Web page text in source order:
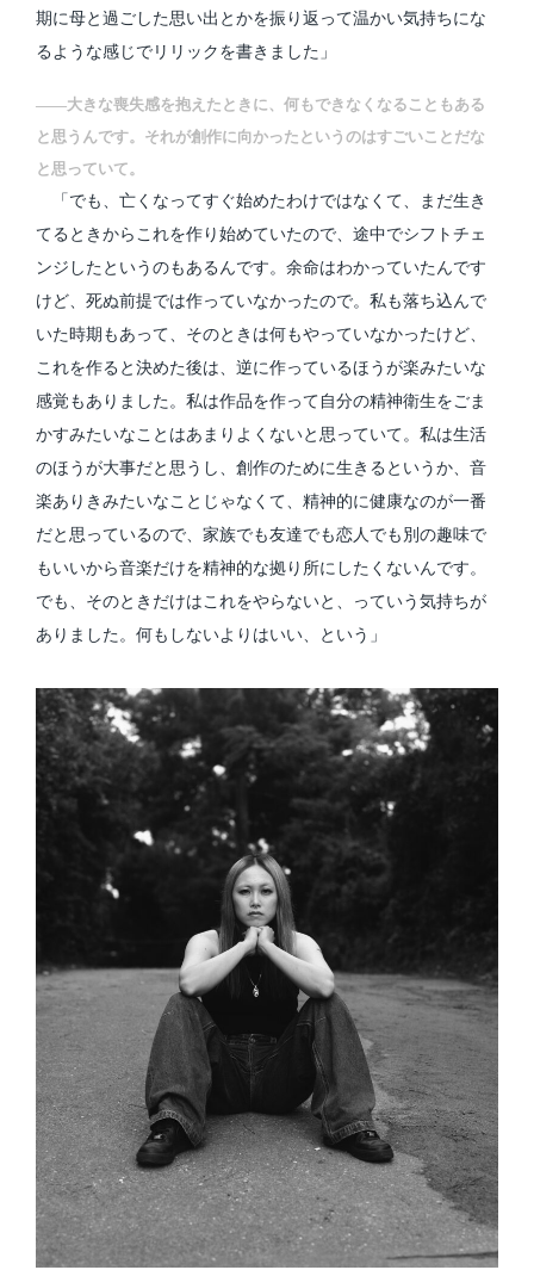
期に母と過ごした思い出とかを振り返って温かい気持ちにな
るような感じでリリックを書きました」
――大きな喪失感を抱えたときに、何もできなくなることもある
と思うんです。それが創作に向かったというのはすごいことだな
と思っていて。
「でも、亡くなってすぐ始めたわけではなくて、まだ生き
てるときからこれを作り始めていたので、途中でシフトチェ
ンジしたというのもあるんです。余命はわかっていたんです
けど、死ぬ前提では作っていなかったので。私も落ち込んで
いた時期もあって、そのときは何もやっていなかったけど、
これを作ると決めた後は、逆に作っているほうが楽みたいな
感覚もありました。私は作品を作って自分の精神衛生をごま
かすみたいなことはあまりよくないと思っていて。私は生活
のほうが大事だと思うし、創作のために生きるというか、音
楽ありきみたいなことじゃなくて、精神的に健康なのが一番
だと思っているので、家族でも友達でも恋人でも別の趣味で
もいいから音楽だけを精神的な拠り所にしたくないんです。
でも、そのときだけはこれをやらないと、っていう気持ちが
ありました。何もしないよりはいい、という」